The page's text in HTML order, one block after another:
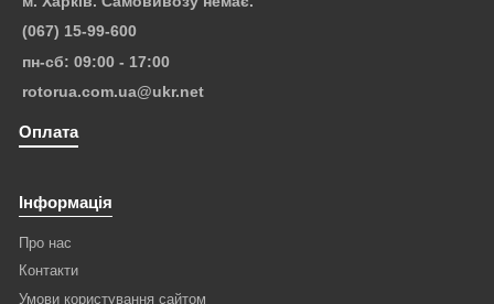
(067) 15-99-600
пн-сб: 09:00 - 17:00
rotorua.com.ua@ukr.net
Оплата
Інформація
Про нас
Контакти
Умови користування сайтом